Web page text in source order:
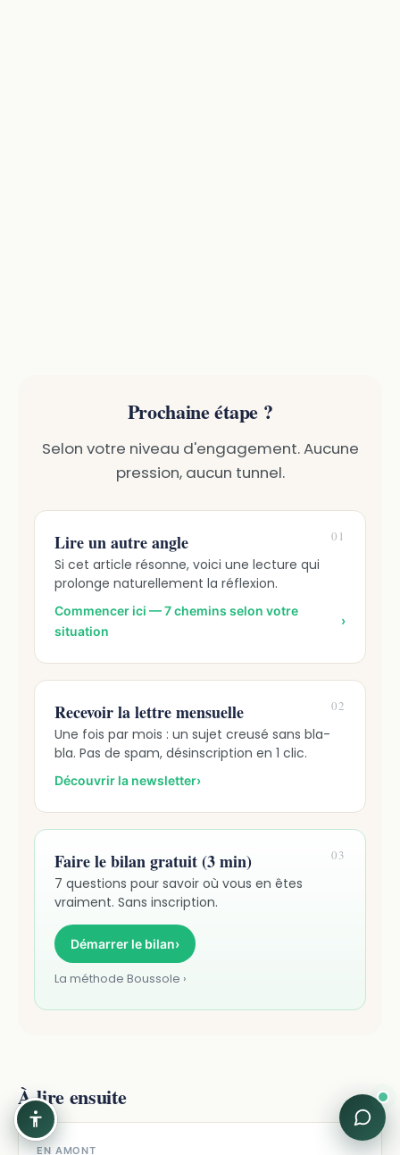
Prochaine étape ?
Selon votre niveau d'engagement. Aucune
pression, aucun tunnel.
01
Lire un autre angle
Si cet article résonne, voici une lecture qui
prolonge naturellement la réflexion.
Commencer ici — 7 chemins selon votre
situation
›
02
Recevoir la lettre mensuelle
Une fois par mois : un sujet creusé sans bla-
bla. Pas de spam, désinscription en 1 clic.
Découvrir la newsletter›
03
Faire le bilan gratuit (3 min)
7 questions pour savoir où vous en êtes
vraiment. Sans inscription.
Démarrer le bilan›
La méthode Boussole ›
À lire ensuite
EN AMONT